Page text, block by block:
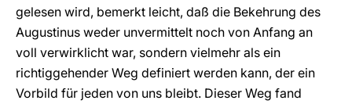
gelesen wird, bemerkt leicht, daß die Bekehrung des
Augustinus weder unvermittelt noch von Anfang an
voll verwirklicht war, sondern vielmehr als ein
richtiggehender Weg definiert werden kann, der ein
Vorbild für jeden von uns bleibt. Dieser Weg fand